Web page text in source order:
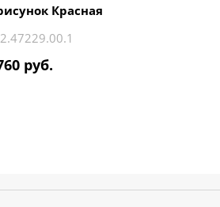
Красная
руб.